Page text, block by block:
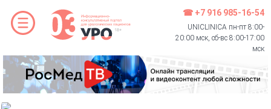
☎ +7 916 985-16-54
UNICLINICA пн-пт 8:00-
20:00 мск, сб-вс 8:00-17:00
мск